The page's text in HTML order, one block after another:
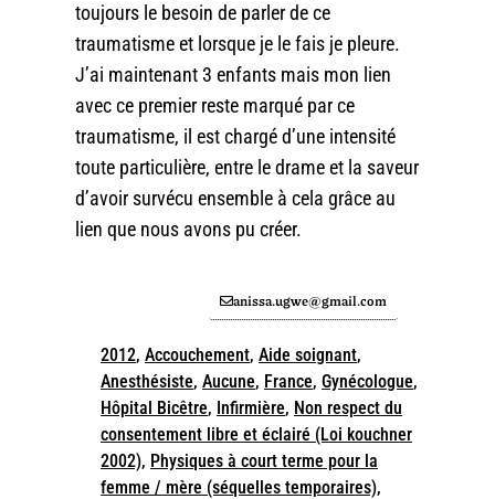
toujours le besoin de parler de ce
traumatisme et lorsque je le fais je pleure.
J’ai maintenant 3 enfants mais mon lien
avec ce premier reste marqué par ce
traumatisme, il est chargé d’une intensité
toute particulière, entre le drame et la saveur
d’avoir survécu ensemble à cela grâce au
lien que nous avons pu créer.
anissa.ugwe@gmail.com
2012, Accouchement, Aide soignant,
Anesthésiste, Aucune, France, Gynécologue,
Hôpital Bicêtre, Infirmière, Non respect du
consentement libre et éclairé (Loi kouchner
2002), Physiques à court terme pour la
femme / mère (séquelles temporaires),